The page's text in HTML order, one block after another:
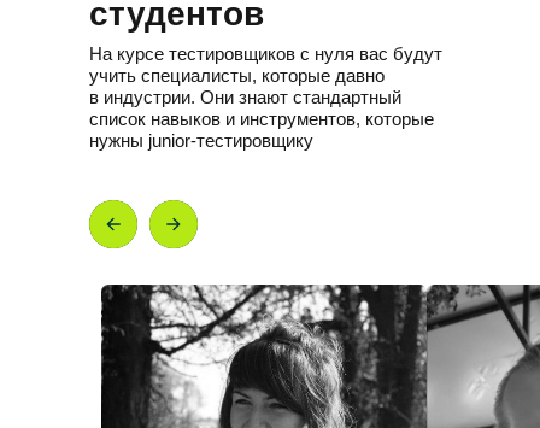
зависимостями
администрировать веб-сервисы и
устранять основные проблемы
автоматизировать рутинные задачи
с помощью языка bash
студентов
На курсе тестировщиков с нуля вас будут
учить специалисты, которые давно
в индустрии. Они знают стандартный
список навыков и инструментов, которые
нужны junior-тестировщику